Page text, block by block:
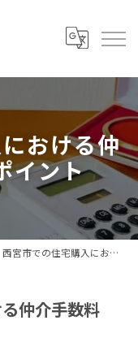
おける仲
イント
西宮市での住宅購入における仲介手数料削減のポイント
仲介手数料